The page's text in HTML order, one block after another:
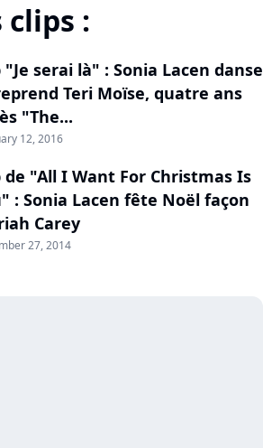
:
"Je serai là" : Sonia Lacen danse
Teri Moïse, quatre ans
"The...
12, 2016
de "All I Want For Christmas Is
: Sonia Lacen fête Noël façon
Carey
27, 2014